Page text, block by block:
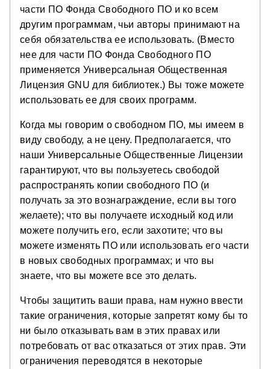
части ПО Фонда Свободного ПО и ко всем
другим программам, чьи авторы принимают на
себя обязательства ее использовать. (Вместо
нее для части ПО Фонда Свободного ПО
применяется Универсальная Общественная
Лицензия GNU для библиотек.) Вы тоже можете
использовать ее для своих программ.
Когда мы говорим о свободном ПО, мы имеем в
виду свободу, а не цену. Предполагается, что
наши Универсальные Общественные Лицензии
гарантируют, что вы пользуетесь свободой
распространять копии свободного ПО (и
получать за это вознаграждение, если вы того
желаете); что вы получаете исходный код или
можете получить его, если захотите; что вы
можете изменять ПО или использовать его части
в новых свободных программах; и что вы
знаете, что вы можете все это делать.
Чтобы защитить ваши права, нам нужно ввести
такие ограничения, которые запретят кому бы то
ни было отказывать вам в этих правах или
потребовать от вас отказаться от этих прав. Эти
ограничения переводятся в некоторые